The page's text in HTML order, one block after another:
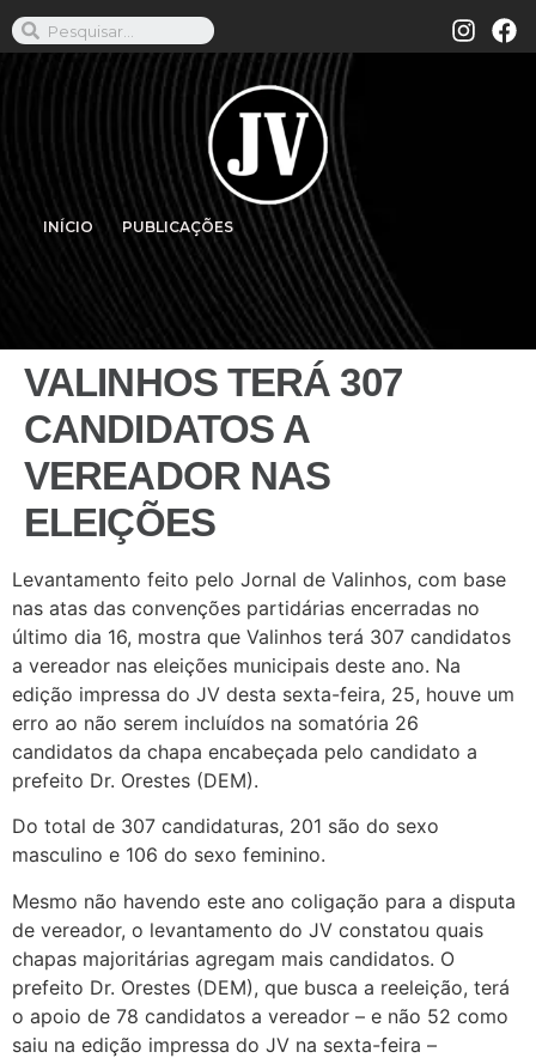
INÍCIO PUBLICAÇÕES
VALINHOS TERÁ 307
CANDIDATOS A
VEREADOR NAS
ELEIÇÕES
Levantamento feito pelo Jornal de Valinhos, com base
nas atas das convenções partidárias encerradas no
último dia 16, mostra que Valinhos terá 307 candidatos
a vereador nas eleições municipais deste ano. Na
edição impressa do JV desta sexta-feira, 25, houve um
erro ao não serem incluídos na somatória 26
candidatos da chapa encabeçada pelo candidato a
prefeito Dr. Orestes (DEM).
Do total de 307 candidaturas, 201 são do sexo
masculino e 106 do sexo feminino.
Mesmo não havendo este ano coligação para a disputa
de vereador, o levantamento do JV constatou quais
chapas majoritárias agregam mais candidatos. O
prefeito Dr. Orestes (DEM), que busca a reeleição, terá
o apoio de 78 candidatos a vereador – e não 52 como
saiu na edição impressa do JV na sexta-feira –